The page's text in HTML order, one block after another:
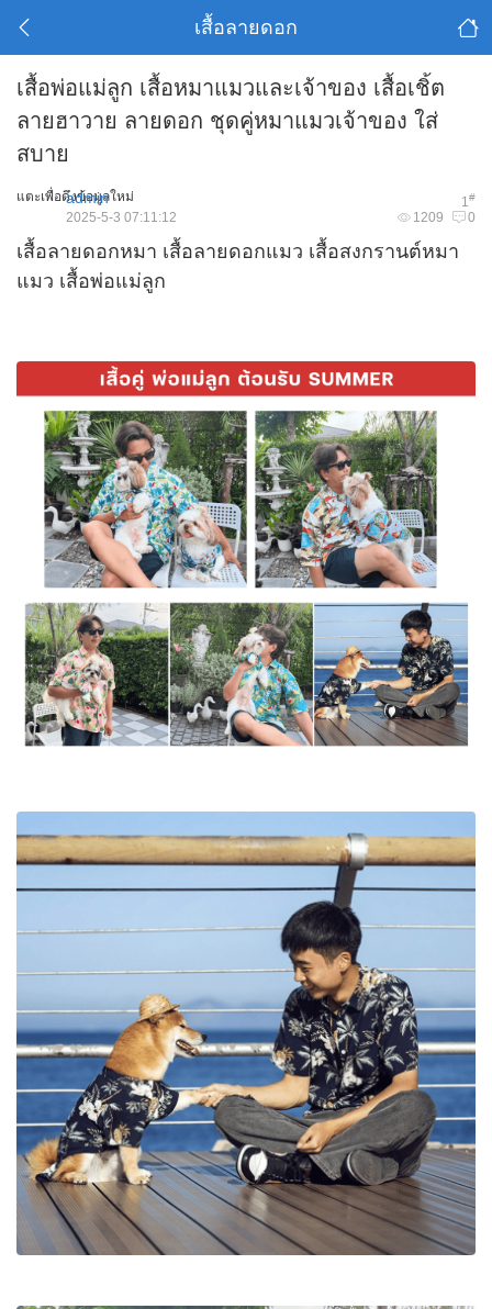
เสื้อลายดอก
เสื้อพ่อแม่ลูก เสื้อหมาแมวและเจ้าของ เสื้อเชิ้ต
ลายฮาวาย ลายดอก ชุดคู่หมาแมวเจ้าของ ใส่
สบาย
แตะเพื่อดึงข้อมูลใหม่ 1#
admin
1209 0
2025-5-3 07:11:12
เสื้อลายดอกหมา เสื้อลายดอกแมว เสื้อสงกรานต์หมา
แมว เสื้อพ่อแม่ลูก